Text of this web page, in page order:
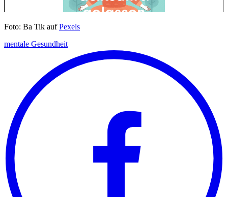
Foto: Ba Tik aufPexels
mentale Gesundheit